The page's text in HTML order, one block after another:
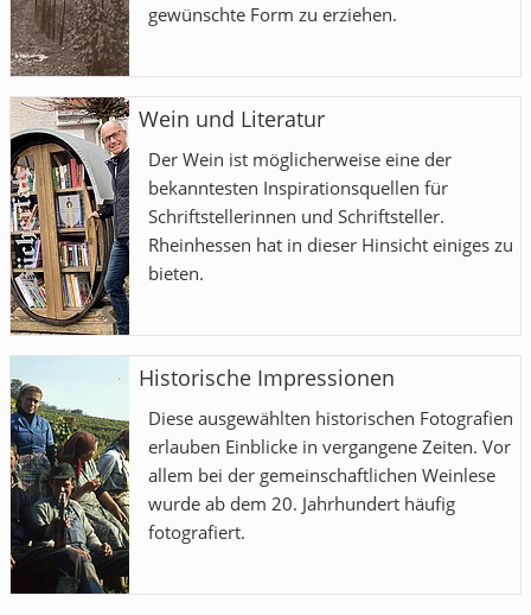
gewünschte Form zu erziehen.
Wein und Literatur
Der Wein ist möglicherweise eine der
bekanntesten Inspirationsquellen für
Schriftstellerinnen und Schriftsteller.
Rheinhessen hat in dieser Hinsicht einiges zu
bieten.
Historische Impressionen
Diese ausgewählten historischen Fotografien
erlauben Einblicke in vergangene Zeiten. Vor
allem bei der gemeinschaftlichen Weinlese
wurde ab dem 20. Jahrhundert häufig
fotografiert.